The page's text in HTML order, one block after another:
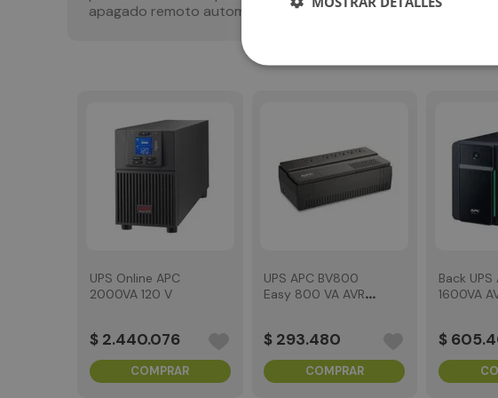
apagado remoto automatico, 120 Vac
UPS Online APC
2000VA 120 V
$ 2.440.076
COMPRAR
UPS APC BV800
Easy 800 VA AVR
$ 293.480
COMPRAR
Back UPS
1600VA
$ 605.